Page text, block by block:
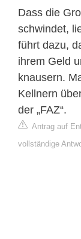
Dass die
schwindet,
führt dazu,
ihrem Geld
knausern.
Kellnern
der „FAZ“.
Antrag auf
vollständige